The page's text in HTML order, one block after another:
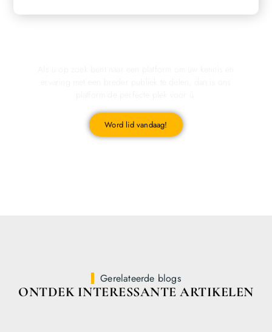
Word lid vandaag!
Gerelateerde blogs
ONTDEK INTERESSANTE ARTIKELEN